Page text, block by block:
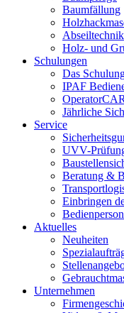
Baumfällung
Abseiltechnik
Holz- und
Schulungen
Das
IPAF
Jährliche
Service
UVV-
Beratung &
Einbringen
Aktuelles
Neuheiten
Unternehmen